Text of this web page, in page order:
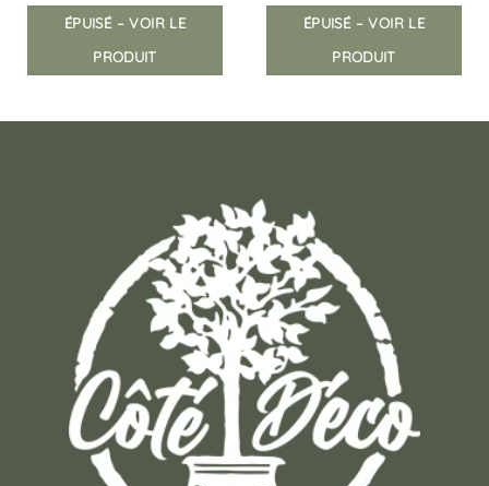
ÉPUISÉ – VOIR LE
PRODUIT
ÉPUISÉ – VOIR LE
PRODUIT